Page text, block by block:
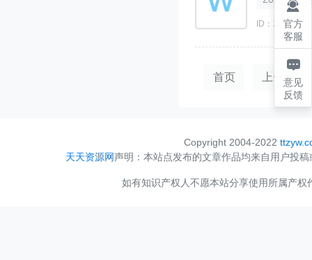
ID：297046
首页 上一页
Copyright 2004-2022
天天资源网声明：本站点发布的文章作品均来自用户投
如有知识产权人不愿本站分享使用所属产

官方
客服

意见
反馈